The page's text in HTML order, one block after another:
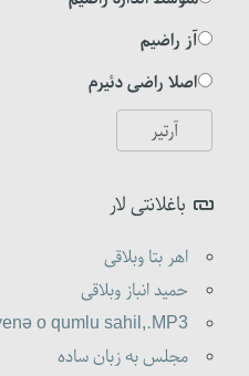
آز راضیم
اصلا راضی دئیرم
باغلانتی لار
اهر بتا وبلاقی
حمید انباز وبلاقی
o qumlu sahil,.MP3
مجلس به زبان ساده